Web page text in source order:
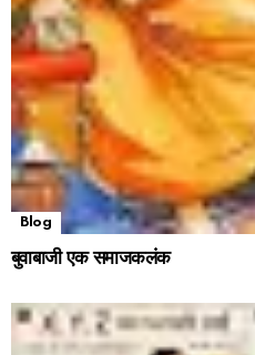
Blog
बुवाबाजी एक समाजकलंक